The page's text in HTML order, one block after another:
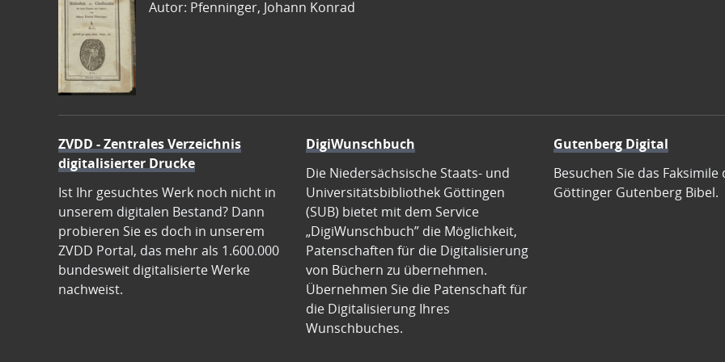
Autor: Pfenninger, Johann Konrad
ZVDD - Zentrales Verzeichnis
digitalisierter Drucke
Ist Ihr gesuchtes Werk noch nicht in
unserem digitalen Bestand? Dann
probieren Sie es doch in unserem
ZVDD Portal, das mehr als 1.600.000
bundesweit digitalisierte Werke
nachweist.
DigiWunschbuch
Die Niedersächsische Staats- und
Universitätsbibliothek Göttingen
(SUB) bietet mit dem Service
„DigiWunschbuch” die Möglichkeit,
Patenschaften für die Digitalisierung
von Büchern zu übernehmen.
Übernehmen Sie die Patenschaft für
die Digitalisierung Ihres
Wunschbuches.
Gutenberg Digital
Besuchen Sie das Faksimile
Göttinger Gutenberg Bibel.